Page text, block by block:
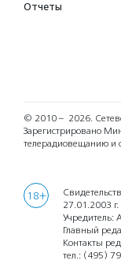
Отчеты
© 2010 – 2026.
Зарегистрировано
телерадиовещанию и
18+
27.01.2003 г.
Главный
Контакты
тел.: (495)